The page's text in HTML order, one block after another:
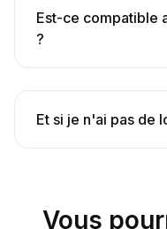
Est-ce compatible
?
Et si je n'ai pas de
Vous